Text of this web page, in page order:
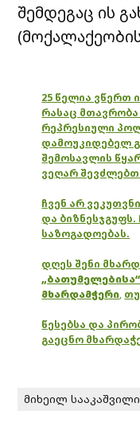
შემდეგაც ის
25 წელია ვწერთ
რასაც
რეპრესიული
დამოუკიდებელ
შემოსავლის
ვეღარ
ჩვენ არ
და ბიზნესჯგუფს.
საზოგადოებას.
დღეს შენი
მხარდამჭერი,
წესებსა და
გაეცნო
მიხეილ სააკაშვილი